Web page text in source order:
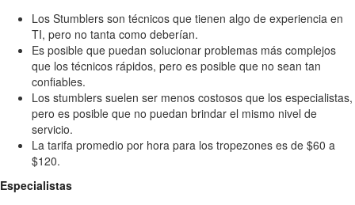
Los Stumblers son técnicos que tienen algo de experiencia en
TI, pero no tanta como deberían.
Es posible que puedan solucionar problemas más complejos
que los técnicos rápidos, pero es posible que no sean tan
confiables.
Los stumblers suelen ser menos costosos que los especialistas,
pero es posible que no puedan brindar el mismo nivel de
servicio.
La tarifa promedio por hora para los tropezones es de $60 a
$120.
Especialistas